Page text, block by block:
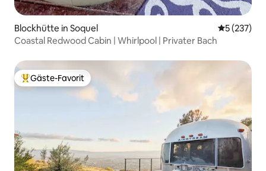
Blockhütte in Soquel
5 (237)
Coastal Redwood Cabin | Whirlpool | Privater Bach
Beliebter Gäste-Favorit.
Gäste-Favorit